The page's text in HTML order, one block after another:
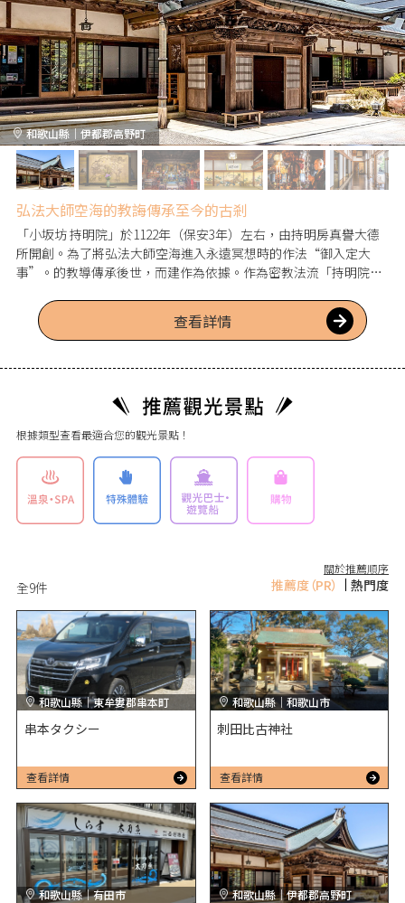
和歌山縣｜伊都郡高野町
弘法大師空海的教誨傳承至今的古剎
「小坂坊 持明院」於1122年（保安3年）左右，由持明房真譽大德
所開創。為了將弘法大師空海進入永遠冥想時的作法“御入定大
事”。的教導傳承後世，而建作為依據。作為密教法流「持明院
長年承擔諸家的供養與祈願。現今作為高野山真言宗的別格本山，
除了經營宿坊之外，也接受每月的護摩祈願、永代供養與納骨，作
查看詳情
根據類型查看最適合您的觀光景點！
關於推薦順序
全9件 推薦度 （PR） 熱門度
串本タクシー
和歌山縣｜東牟婁郡串本町
查看詳情
刺田比古神社
和歌山縣｜和歌山市
查看詳情
和歌山縣｜有田市 和歌山縣｜伊都郡高野町